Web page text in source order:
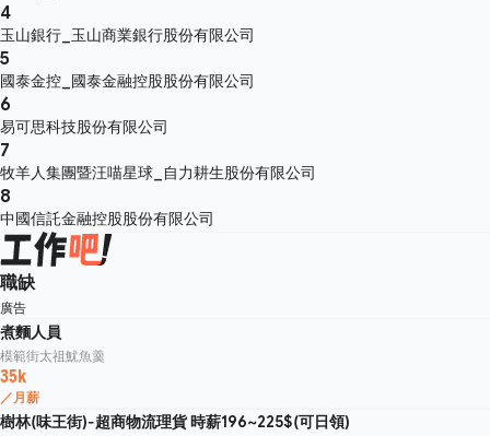
4
玉山銀行_玉山商業銀行股份有限公司
5
國泰金控_國泰金融控股股份有限公司
6
易可思科技股份有限公司
7
牧羊人集團暨汪喵星球_自力耕生股份有限公司
8
中國信託金融控股股份有限公司
職缺
廣告
煮麵人員
模範街太祖魷魚羹
35k
／月薪
樹林(味王街)-超商物流理貨 時薪196~225$(可日領)